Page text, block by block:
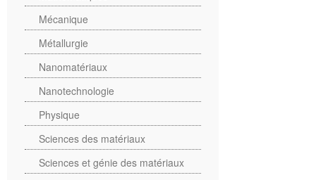
Mécanique
Métallurgie
Nanomatériaux
Nanotechnologie
Physique
Sciences des matériaux
Sciences et génie des matériaux